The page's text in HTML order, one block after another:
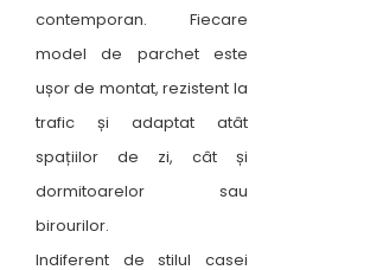
contemporan. Fiecare
model de parchet este
ușor de montat, rezistent la
trafic și adaptat atât
spațiilor de zi, cât și
dormitoarelor sau
birourilor.
Indiferent de stilul casei